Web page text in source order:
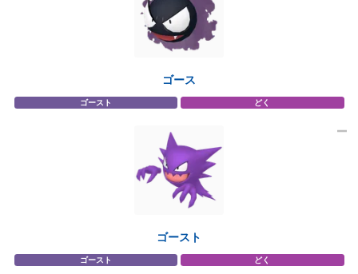
ゴース
ゴースト どく
ゴースト
ゴースト どく